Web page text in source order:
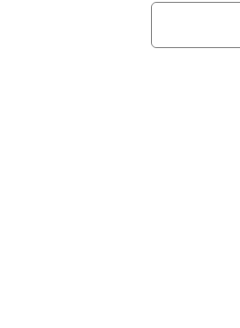
と、金髪のイメチェンショットを披
「雰囲気が全然違う」など、その激